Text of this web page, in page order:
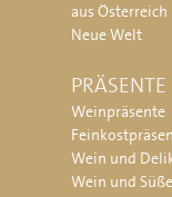
aus Österreich
Neue Welt
PRÄSENTE
Weinpräsente
Wein und
Wein und